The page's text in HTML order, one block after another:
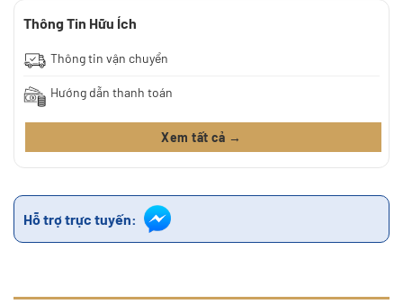
Thông Tin Hữu Ích
Thông tin vận chuyển
Hướng dẫn thanh toán
Xem tất cả →
Hỗ trợ trực tuyến: